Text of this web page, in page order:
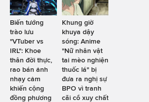
Biến tướng
trào lưu
"VTuber vs
IRL": Khoe
thân đời thực,
rao bán ảnh
nhạy cảm
khiến cộng
đồng phương
Khung giờ
khuya dậy
sóng: Anime
"Nữ nhân vật
tai mèo nghiện
thuốc lá" bị
đưa ra nghị sự
BPO vì tranh
cãi cổ xuy chất